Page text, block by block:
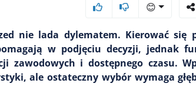
😊
nie lada dylematem. Kierować się
w podjęciu decyzji, jednak
zawodowych i dostępnego czasu.
ale ostateczny wybór wymaga